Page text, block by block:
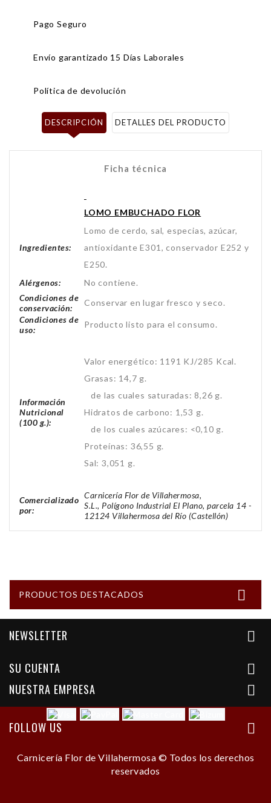
Pago Seguro
Envío garantizado 15 Días Laborales
Política de devolución
DESCRIPCIÓN DETALLES DEL PRODUCTO
Ficha técnica
LOMO EMBUCHADO FLOR
Ingredientes:
Lomo de cerdo, sal, especias, azúcar,
antioxidante E301, conservador E252 y
E250.
Alérgenos:
No contiene.
Condiciones de
conservación:
Conservar en lugar fresco y seco.
Condiciones de
uso:
Producto listo para el consumo.
Información
Nutricional
(100 g.):
Valor energético: 1191 KJ/285 Kcal.
Grasas: 14,7 g.
de las cuales saturadas: 8,26 g.
Hidratos de carbono: 1,53 g.
de los cuales azúcares: <0,10 g.
Proteínas: 36,55 g.
Sal: 3,051 g.
Comercializado
por:
Carnicería Flor de Villahermosa,
S.L., Polígono Industrial El Plano, parcela 14 -
12124 Villahermosa del Río (Castellón)
PRODUCTOS DESTACADOS 
NEWSLETTER

SU CUENTA

NUESTRA EMPRESA

FOLLOW US 
Carnicería Flor de Villahermosa © Todos los derechos
reservados